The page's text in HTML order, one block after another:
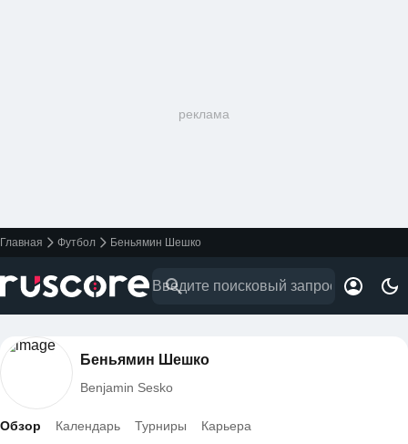
реклама
Главная Футбол Беньямин Шешко
Беньямин Шешко
Benjamin Sesko
Обзор Календарь Турниры Карьера